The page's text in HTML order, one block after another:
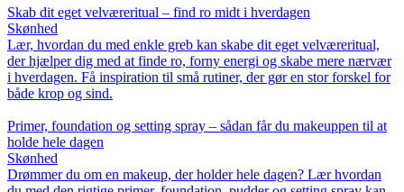
Skab dit eget velværeritual – find ro midt i hverdagen
Skønhed
Lær, hvordan du med enkle greb kan skabe dit eget velværeritual,
der hjælper dig med at finde ro, forny energi og skabe mere nærvær
i hverdagen. Få inspiration til små rutiner, der gør en stor forskel for
både krop og sind.
Primer, foundation og setting spray – sådan får du makeuppen til at
holde hele dagen
Skønhed
Drømmer du om en makeup, der holder hele dagen? Lær hvordan